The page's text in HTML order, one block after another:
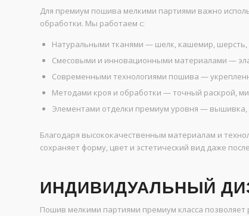
Для премиум пошива мелкими партиями важно
обработки. Мы работаем с:
Натуральными тканями — шелк, кашемир, шерсть,
Смесовыми и инновационными материалами —
Современными технологиями пошива —
Методами кроя и обработки — точный раскрой,
Элементами отделки премиум уровня —
Благодаря высококачественным материалам и
сохраняет форму, цвет и эстетический вид даже
ИНДИВИДУАЛЬНЫЙ
Пошив мелкими партиями премиум класса